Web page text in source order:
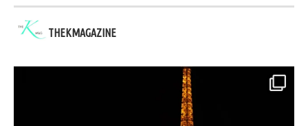
THEKMAGAZINE